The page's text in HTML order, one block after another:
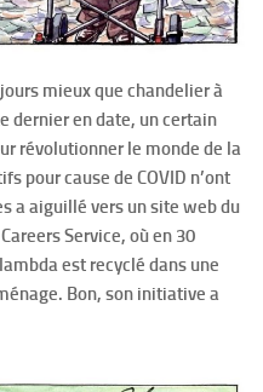
mieux que chandelier à
dernier en date, un certain
révolutionner le monde de la
pour cause de COVID n’ont
a aiguillé vers un site web du
Service, où en 30
est recyclé dans une
Bon, son initiative a